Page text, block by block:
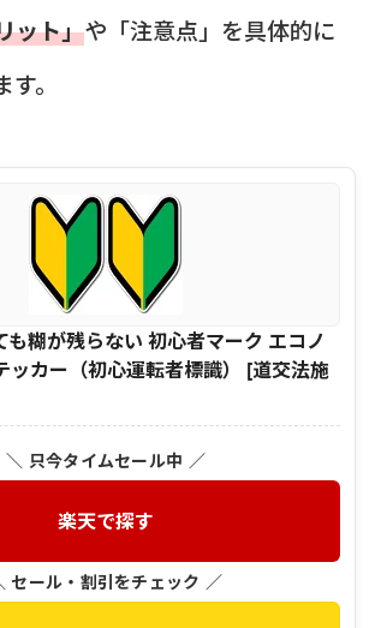
ット」や「注意点」を具体的に
。
も糊が残らない 初心者マーク エコノ
ッカー（初心運転者標識） [道交法施
＼ 只今タイムセール中 ／
楽天で探す
セール・割引をチェック ／